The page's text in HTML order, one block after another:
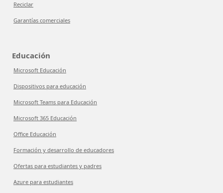
Reciclar
Garantías comerciales
Educación
Microsoft Educación
Dispositivos para educación
Microsoft Teams para Educación
Microsoft 365 Educación
Office Educación
Formación y desarrollo de educadores
Ofertas para estudiantes y padres
Azure para estudiantes